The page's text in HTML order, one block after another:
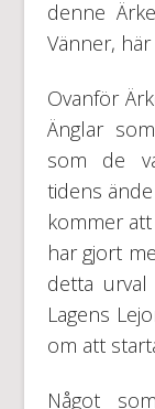
denne
Vänner,
Ovanför
Änglar
som de
tidens
kommer
har gjort
detta
Lagens
om att
Något